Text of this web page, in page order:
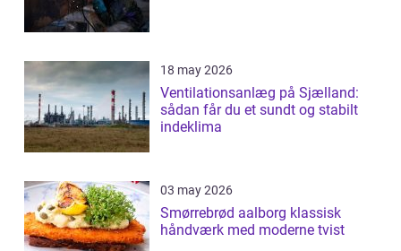
18 may 2026
Ventilationsanlæg på Sjælland:
sådan får du et sundt og stabilt
indeklima
03 may 2026
Smørrebrød aalborg klassisk
håndværk med moderne tvist